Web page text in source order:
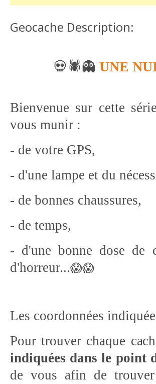
Geocache Description:
💀🕷️👻UNE
Bienvenue sur cette
vous munir :
- de votre GPS,
- d'une lampe et du
- de bonnes chaussures,
- de temps,
- d'une bonne dose de
d'horreur...😱😱
Les coordonnées
Pour trouver chaque
indiquées dans le point
de vous afin de